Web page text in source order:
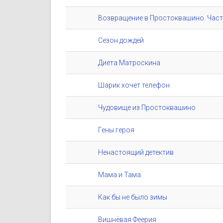
Возвращение в Простоквашино.
Сезон дождей
Диета Матроскина
Шарик хочет телефон
Чудовище из Простоквашино
Гены героя
Ненастоящий детектив
Мама и Тама
Как бы не было зимы
Вишнёвая Феерия